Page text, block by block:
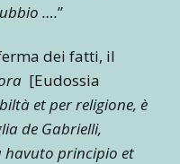
….”
dei fatti, il
[Eudossia
et per religione, è
de Gabrielli,
havuto principio et